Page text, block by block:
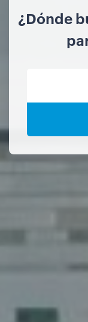
¿Dónde